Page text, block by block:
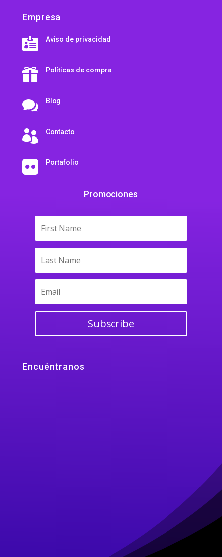
Empresa
 Aviso de privacidad
 Políticas de compra
 Blog
 Contacto
 Portafolio
Promociones
Subscribe
Encuéntranos